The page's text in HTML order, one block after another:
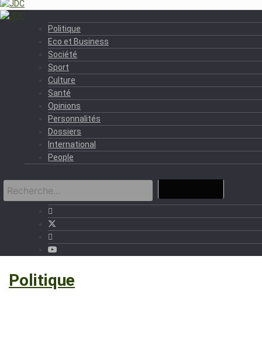
Politique
Eco et Business
Société
Sport
Culture
Santé
Opinions
Personnalités
Dossiers
International
People
Politique